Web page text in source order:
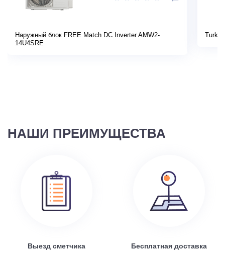
Наружный блок FREE Match DC Inverter AMW2-
14U4SRE
НАШИ ПРЕИМУЩЕСТВА
Выезд сметчика Бесплатная доставка